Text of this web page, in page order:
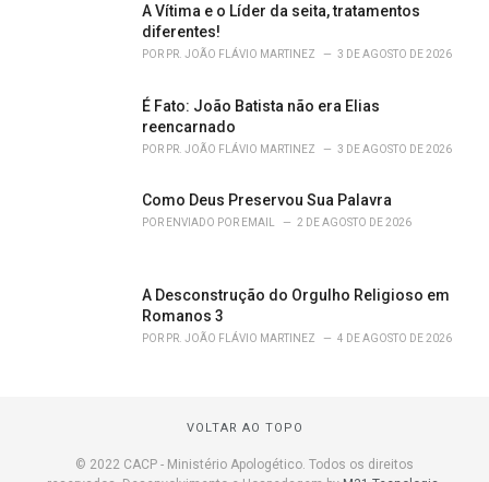
A Vítima e o Líder da seita, tratamentos
diferentes!
POR PR. JOÃO FLÁVIO MARTINEZ 3 DE AGOSTO DE 2026
É Fato: João Batista não era Elias
reencarnado
POR PR. JOÃO FLÁVIO MARTINEZ 3 DE AGOSTO DE 2026
Como Deus Preservou Sua Palavra
POR ENVIADO POR EMAIL 2 DE AGOSTO DE 2026
A Desconstrução do Orgulho Religioso em
Romanos 3
POR PR. JOÃO FLÁVIO MARTINEZ 4 DE AGOSTO DE 2026
VOLTAR AO TOPO
© 2022 CACP - Ministério Apologético. Todos os direitos